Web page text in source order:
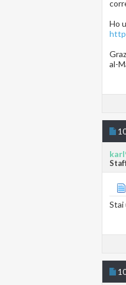
Ho
al-
Stai